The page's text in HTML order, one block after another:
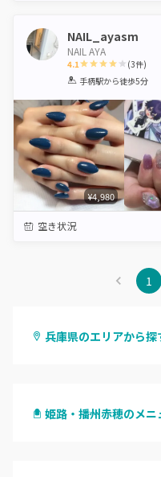
NAIL_ayasm
NAIL AYA
4.1
1 2 3 4 5
(3件)
手柄駅から徒歩5分
¥4,980
空き状況
1
兵庫県のエリアから探
尼崎・塚口・武庫之荘
姫路・播州赤穂のメニ